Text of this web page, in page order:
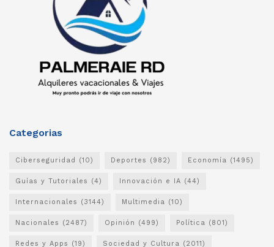
Categorias
Ciberseguridad (10) Deportes (982) Economía (1495)
Guías y Tutoriales (4) Innovación e IA (44)
Internacionales (3144) Multimedia (10)
Nacionales (2487) Opinión (499) Política (801)
Redes y Apps (19) Sociedad y Cultura (2011)